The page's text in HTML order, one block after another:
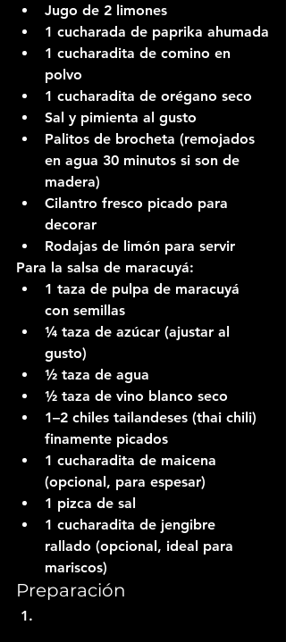
Jugo de 2 limones
1 cucharada de paprika ahumada
1 cucharadita de comino en
polvo
1 cucharadita de orégano seco
Sal y pimienta al gusto
Palitos de brocheta (remojados
en agua 30 minutos si son de
madera)
Cilantro fresco picado para
decorar
Rodajas de limón para servir
Para la salsa de maracuyá:
1 taza de pulpa de maracuyá
con semillas
¼ taza de azúcar (ajustar al
gusto)
½ taza de agua
½ taza de vino blanco seco
1–2 chiles tailandeses (thai chili)
finamente picados
1 cucharadita de maicena
(opcional, para espesar)
1 pizca de sal
1 cucharadita de jengibre
rallado (opcional, ideal para
mariscos)
Preparación